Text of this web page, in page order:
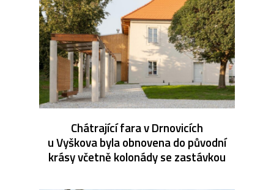
Chátrající fara v Drnovicích
u Vyškova byla obnovena do původní
krásy včetně kolonády se zastávkou